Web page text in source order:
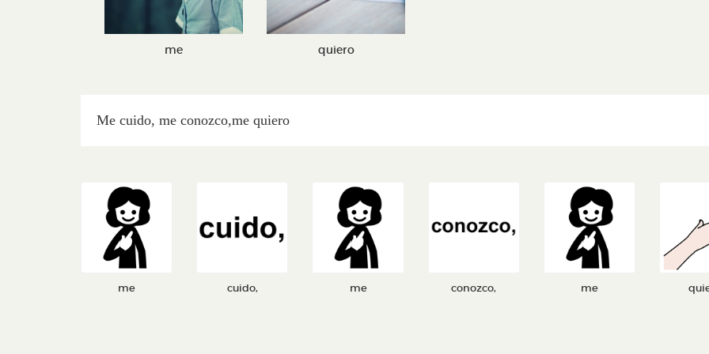
me quiero
Me cuido, me conozco,me quiero
me cuido, me conozco, me